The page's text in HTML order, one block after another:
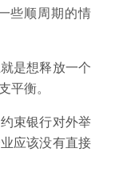
些顺周期的情
是想释放一个
平衡。
束银行对外举
应该没有直接